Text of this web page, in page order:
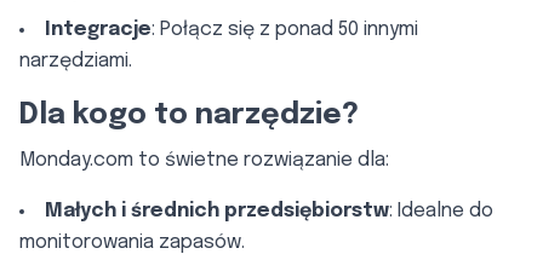
Integracje: Połącz się z ponad 50 innymi
narzędziami.
Dla kogo to narzędzie?
Monday.com to świetne rozwiązanie dla:
Małych i średnich przedsiębiorstw: Idealne do
monitorowania zapasów.